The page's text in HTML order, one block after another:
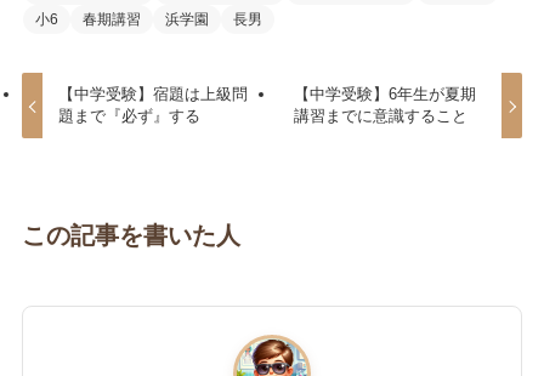
小6
春期講習 浜学園 長男
【中学受験】宿題は上級問
題まで『必ず』する
【中学受験】6年生が夏期
講習までに意識すること
この記事を書いた人